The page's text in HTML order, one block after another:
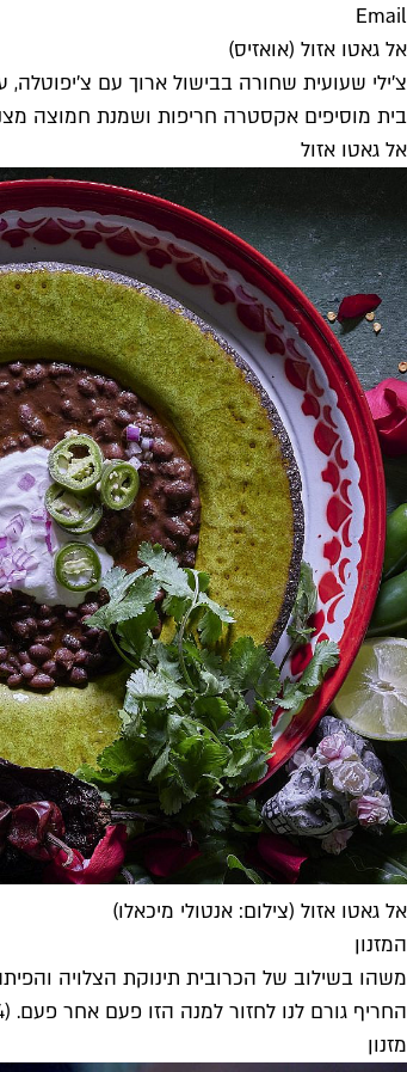
Email
אל גאטו אזול (אואזיס)
צ'ילי שעועית שחורה בבישול ארוך עם
בית מוסיפים אקסטרה חריפות ושמנת חמוצה מצננת
אל גאטו אזול
אל גאטו אזול (צילום: אנטולי מיכאלו)
המזנון
משהו בשילוב של הכרובית תינוקת הצלויה
החריף גורם לנו לחזור למנה הזו פעם אחר פעם. (34 ש"ח).
מזנון